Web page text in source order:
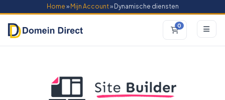
Home » Mijn Account» Dynamische diensten
0Winkelwagen